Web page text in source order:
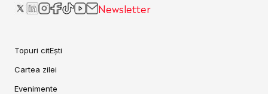
Newsletter
Topuri citEști
Cartea zilei
Evenimente